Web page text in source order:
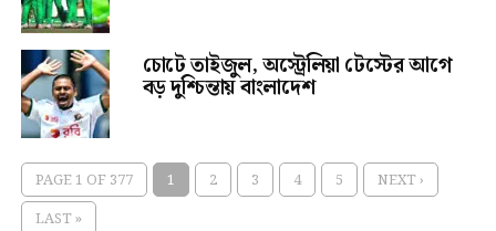
চোটে তাইজুল, অস্ট্রেলিয়া টেস্টের আগে
বড় দুশ্চিন্তায় বাংলাদেশ
PAGE 1 OF 377 1 2 3 4 5
NEXT ›
LAST »